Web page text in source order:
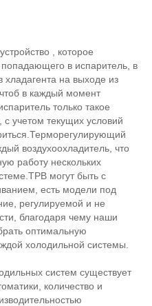
, которое
в испаритель, в
хладагента на выходе из
в каждый момент
только такое
с учетом текущих условий
воздухоохладитель, что
работу нескольких
могут быть с
есть модели под
регулируемой и не
благодаря чему наши
оптимальную
холодильной системы.
систем существует
количество и